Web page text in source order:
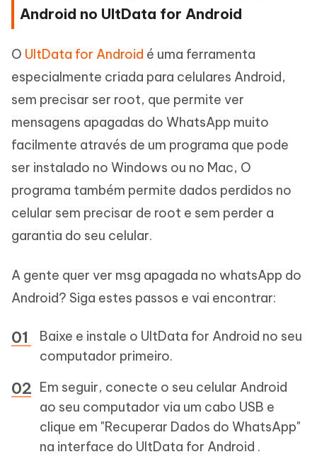
Android no UltData for Android
O UltData for Android é uma ferramenta
especialmente criada para celulares Android,
sem precisar ser root, que permite ver
mensagens apagadas do WhatsApp muito
facilmente através de um programa que pode
ser instalado no Windows ou no Mac, O
programa também permite dados perdidos no
celular sem precisar de root e sem perder a
garantia do seu celular.
A gente quer ver msg apagada no whatsApp do
Android? Siga estes passos e vai encontrar:
Baixe e instale o UltData for Android no seu
computador primeiro.
Em seguir, conecte o seu celular Android
ao seu computador via um cabo USB e
clique em "Recuperar Dados do WhatsApp"
na interface do UltData for Android .